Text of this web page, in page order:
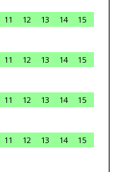
11 12 13 14
15
11 12 13 14
15
11 12 13 14
15
11 12 13 14
15